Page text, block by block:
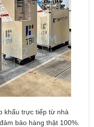
khẩu trực tiếp từ nhà
, đảm bảo hàng thật 100%.